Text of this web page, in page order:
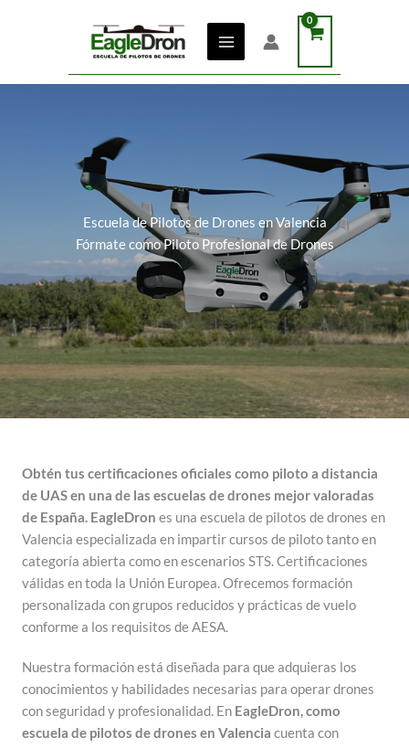
Escuela de Pilotos de Drones en Valencia
Fórmate como Piloto Profesional de Drones
Obtén tus certificaciones oficiales como piloto a distancia
de UAS en una de las escuelas de drones mejor valoradas
de España. EagleDron es una escuela de pilotos de drones en
Valencia especializada en impartir cursos de piloto tanto en
categoría abierta como en escenarios STS. Certificaciones
válidas en toda la Unión Europea. Ofrecemos formación
personalizada con grupos reducidos y prácticas de vuelo
conforme a los requisitos de AESA.
Nuestra formación está diseñada para que adquieras los
conocimientos y habilidades necesarias para operar drones
con seguridad y profesionalidad. En EagleDron, como
escuela de pilotos de drones en Valencia cuenta con